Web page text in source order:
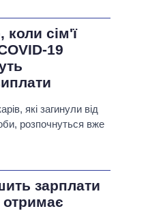
коли сім'ї
19
які загинули від
розпочнуться вже
зарплати